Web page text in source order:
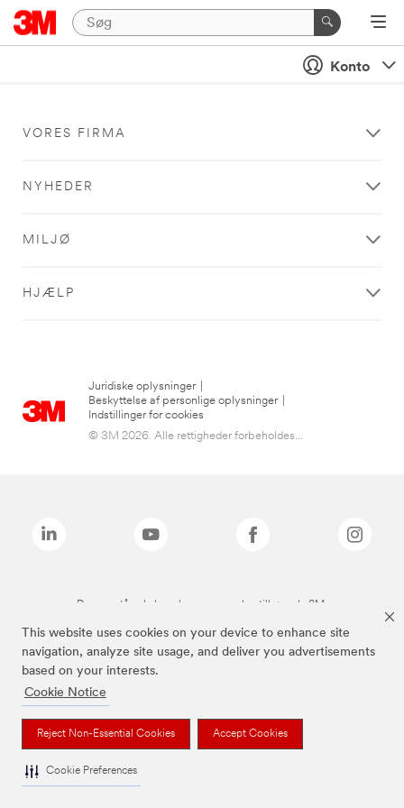
This website uses cookies on your device to enhance site
navigation, analyze site usage, and deliver you advertisements
based on your interests.
Cookie Notice
Reject Non-Essential Cookies Accept Cookies
Cookie Preferences
Konto
VORES FIRMA
NYHEDER
MILJØ
HJÆLP
Juridiske oplysninger
Beskyttelse af personlige oplysninger
Indstillinger for cookies
© 3M 2026. Alle rettigheder forbeholdes...
De ovenstående brands er varemærker tilhørende 3M.